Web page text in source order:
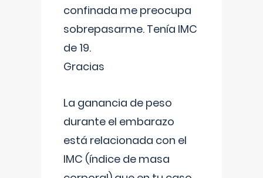
confinada me preocupa
sobrepasarme. Tenía IMC
de 19.
Gracias
La ganancia de peso
durante el embarazo
está relacionada con el
IMC (índice de masa